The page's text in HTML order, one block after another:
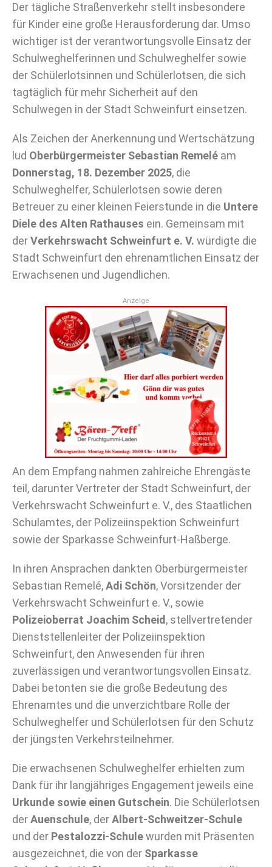
Der tägliche Straßenverkehr stellt insbesondere
für Kinder eine große Herausforderung dar. Umso
wichtiger ist der verantwortungsvolle Einsatz der
Schulweghelferinnen und Schulweghelfer sowie
der Schülerlotsinnen und Schülerlotsen, die sich
tagtäglich für mehr Sicherheit auf den
Schulwegen in der Stadt Schweinfurt einsetzen.
Als Zeichen der Anerkennung und Wertschätzung
lud Oberbürgermeister Sebastian Remelé am
Donnerstag, 18. Dezember 2025, die
Schulweghelfer, Schülerlotsen sowie deren
Betreuer zu einer kleinen Feierstunde in die Untere
Diele des Alten Rathauses ein. Gemeinsam mit
derVerkehrswacht Schweinfurt e. V. würdigte die
Stadt Schweinfurt den ehrenamtlichen Einsatz der
Erwachsenen und Jugendlichen.
Anzeige
An dem Empfang nahmen zahlreiche Ehrengäste
teil, darunter Vertreter der Stadt Schweinfurt, der
Verkehrswacht Schweinfurt e. V., des Staatlichen
Schulamtes, der Polizeiinspektion Schweinfurt
sowie der Sparkasse Schweinfurt-Haßberge.
In ihren Ansprachen dankten Oberbürgermeister
Sebastian Remelé,Adi Schön, Vorsitzender der
Verkehrswacht Schweinfurt e. V., sowie
Polizeioberrat Joachim Scheid , stellvertretender
Dienststellenleiter der Polizeiinspektion
Schweinfurt, den Anwesenden für ihren
zuverlässigen und verantwortungsvollen Einsatz.
Dabei betonten sie die große Bedeutung des
Ehrenamtes und die unverzichtbare Rolle der
Schulweghelfer und Schülerlotsen für den Schutz
der jüngsten Verkehrsteilnehmer.
Die erwachsenen Schulweghelfer erhielten zum
Dank für ihr langjähriges Engagement jeweils eine
Urkunde sowie einen Gutschein. Die Schülerlotsen
derAuenschule, derAlbert-Schweitzer-Schule
und der Pestalozzi-Schulewurden mit Präsenten
ausgezeichnet, die von der Sparkasse